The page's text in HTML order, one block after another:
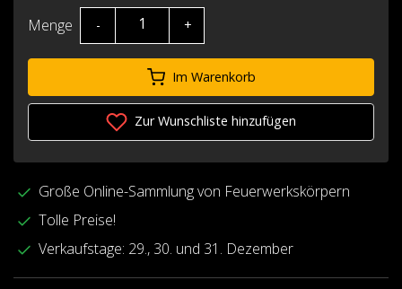
Menge - +
Im Warenkorb
Zur Wunschliste hinzufügen
Große Online-Sammlung von Feuerwerkskörpern
Tolle Preise!
Verkaufstage: 29., 30. und 31. Dezember